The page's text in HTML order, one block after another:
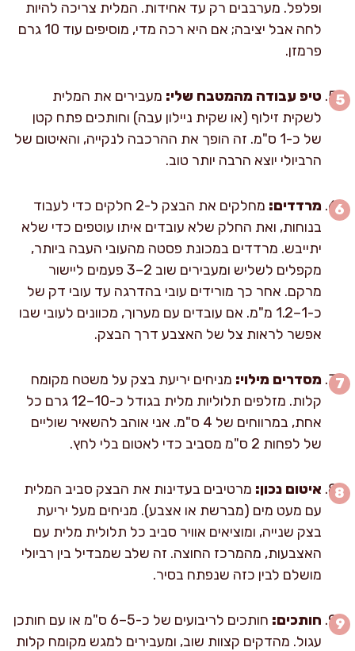
ופלפל. מערבבים רק עד אחידות. המלית צריכה להיות
לחה אבל יציבה; אם היא רכה מדי, מוסיפים עוד 10 גרם
פרמזן.
טיפ עבודה מהמטבח שלי: מעבירים את המלית
לשקית זילוף (או שקית ניילון עבה) וחותכים פתח קטן
של כ-1 ס"מ. זה הופך את ההרכבה לנקייה, והאיטום של
הרביולי יוצא הרבה יותר טוב.
מרדדים:
מחלקים את הבצק ל-2 חלקים כדי לעבוד
בנוחות, ואת החלק שלא עובדים איתו עוטפים כדי שלא
יתייבש. מרדדים במכונת פסטה מהעובי העבה ביותר,
מקפלים לשליש ומעבירים שוב 2–3 פעמים ליישור
מרקם. אחר כך מורידים עובי בהדרגה עד עובי דק של
כ-1–1.2 מ"מ. אם עובדים עם מערוך, מכוונים לעובי שבו
אפשר לראות צל של האצבע דרך הבצק.
מסדרים מילוי: מניחים יריעת בצק על משטח מקומח
קלות. מזלפים תלוליות מלית בגודל כ-10–12 גרם כל
אחת, במרווחים של 4 ס"מ. אני אוהב להשאיר שוליים
של לפחות 2 ס"מ מסביב כדי לאטום בלי לחץ.
איטום נכון: מרטיבים בעדינות את הבצק סביב המלית
עם מעט מים (מברשת או אצבע). מניחים מעל יריעת
בצק שנייה, ומוציאים אוויר סביב כל תלולית מלית עם
האצבעות, מהמרכז החוצה. זה שלב שמבדיל בין רביולי
מושלם לבין כזה שנפתח בסיר.
חותכים:
חותכים לריבועים של כ-5–6 ס"מ או עם חותכן
עגול. מהדקים קצוות שוב, ומעבירים למגש מקומח קלות